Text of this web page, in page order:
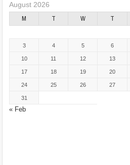
August 2026
M T W T
« Feb
3 4 5 6
10 11 12 13
17 18 19 20
24 25 26 27
31